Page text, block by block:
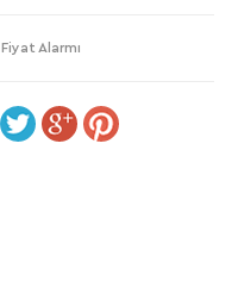
Fiyat Alarmı